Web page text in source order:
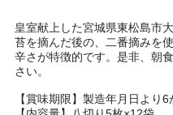
皇室献上した宮城県東松島市
苔を摘んだ後の、二番摘みを
辛さが特徴的です。是非、朝
さい。
【賞味期限】製造年月日より6